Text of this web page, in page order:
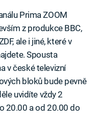
Prima ZOOM
z produkce BBC,
ale i jiné, které v
Spousta
v české televizní
bloků bude pevně
uvidíte vždy 2
20.00 a od 20.00 do